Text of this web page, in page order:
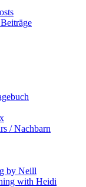
/ Nachbarn
by Neill
with Heidi